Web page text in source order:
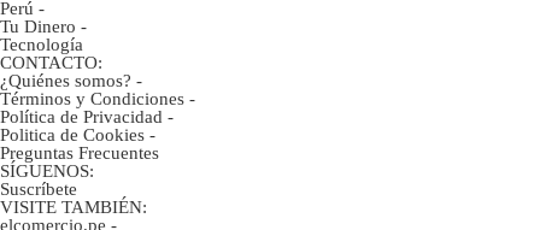
Perú -
Tu Dinero -
Tecnología
CONTACTO:
¿Quiénes somos? -
Términos y Condiciones -
Política de Privacidad -
Politica de Cookies -
Preguntas Frecuentes
SÍGUENOS:
Suscríbete
VISITE TAMBIÉN:
elcomercio.pe -